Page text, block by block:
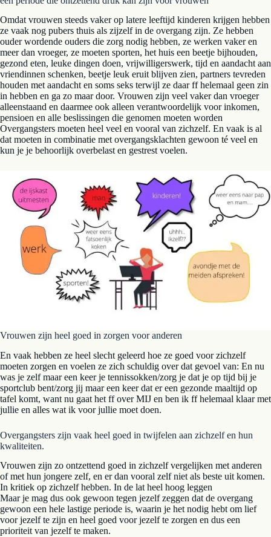
Omdat vrouwen steeds vaker op latere leeftijd kinderen krijgen hebben
ze vaak nog pubers thuis als zijzelf in de overgang zijn. Ze hebben
ouder wordende ouders die zorg nodig hebben, ze werken vaker en
meer dan vroeger, ze moeten sporten, het huis een beetje bijhouden,
gezond eten, leuke dingen doen, vrijwilligerswerk, tijd en aandacht aan
vriendinnen schenken, beetje leuk eruit blijven zien, partners tevreden
houden met aandacht en soms seks terwijl ze daar ff helemaal geen zin
in hebben en ga zo maar door. Vrouwen zijn veel vaker dan vroeger
alleenstaand en daarmee ook alleen verantwoordelijk voor inkomen,
pensioen en alle beslissingen die genomen moeten worden
Overgangsters moeten heel veel en vooral van zichzelf. En vaak is al
dat moeten in combinatie met overgangsklachten gewoon té veel en
kun je je behoorlijk overbelast en gestrest voelen.
Vrouwen zijn heel goed in zorgen voor anderen
En vaak hebben ze heel slecht geleerd hoe ze goed voor zichzelf
moeten zorgen en voelen ze zich schuldig over dat gevoel van: En nu
was je zelf maar een keer je tennissokken/zorg je dat je op tijd bij je
sportclub bent/zorg jij maar een keer dat er een gezonde maaltijd op
tafel komt, want nu gaat het ff over MIJ en ben ik ff helemaal klaar met
jullie en alles wat ik voor jullie moet doen.
Overgangsters zijn vaak heel goed in twijfelen aan zichzelf en hun
kwaliteiten.
Vrouwen zijn zo ontzettend goed in zichzelf vergelijken met anderen
of met hun jongere zelf, en er dan vooral zelf niet als beste uit komen.
In kritiek op zichzelf hebben. In de lat heel hoog leggen
Maar je mag dus ook gewoon tegen jezelf zeggen dat de overgang
gewoon een hele lastige periode is, waarin je het nodig hebt om lief
voor jezelf te zijn en heel goed voor jezelf te zorgen en dus een
prioriteit van jezelf te maken.